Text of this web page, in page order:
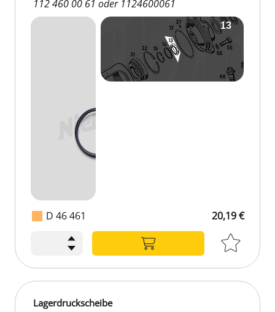
D 46 461
112 460 00 61 oder 1124600061
20,19 €
Lagerdruckscheibe